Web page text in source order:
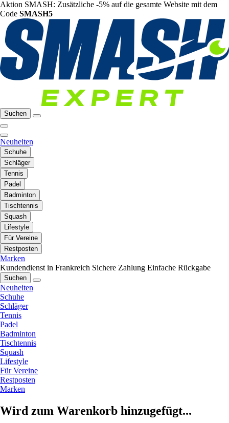
Aktion SMASH: Zusätzliche -5% auf die gesamte Website mit dem
Code SMASH5
Suchen
Neuheiten
Schuhe
Schläger
Tennis
Padel
Badminton
Tischtennis
Squash
Lifestyle
Für Vereine
Restposten
Marken
Kundendienst in Frankreich Sichere Zahlung Einfache Rückgabe
Suchen
Neuheiten
Schuhe
Schläger
Tennis
Padel
Badminton
Tischtennis
Squash
Lifestyle
Für Vereine
Restposten
Marken
Wird zum Warenkorb hinzugefügt...